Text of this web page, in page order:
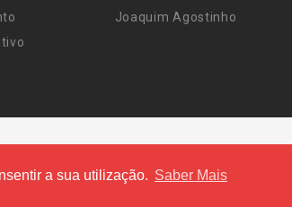
a sua utilização. Saber Mais
Joaquim Agostinho